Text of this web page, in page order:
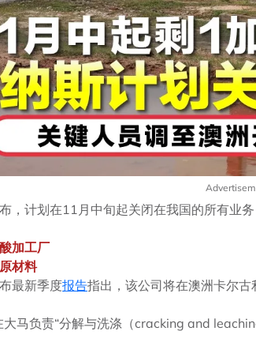
，计划在11月中旬起关闭在我国的所有业务
加工厂
材料
最新季度报告指出，该公司将在澳洲卡尔古
大马负责“分解与洗涤（cracking and